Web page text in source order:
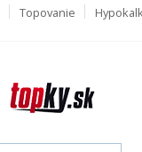
Topovanie